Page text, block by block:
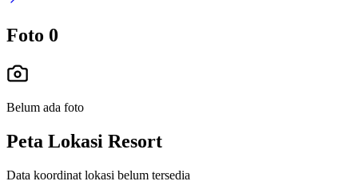
Foto 0
Belum ada foto
Peta Lokasi Resort
Data koordinat lokasi belum tersedia